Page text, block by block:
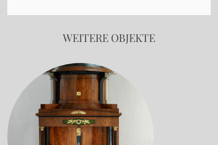
WEITERE OBJEKTE